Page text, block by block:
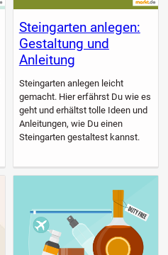
Steingarten anlegen:
Gestaltung und
Anleitung
Steingarten anlegen leicht
gemacht. Hier erfährst Du wie es
geht und erhältst tolle Ideen und
Anleitungen, wie Du einen
Steingarten gestaltest kannst.